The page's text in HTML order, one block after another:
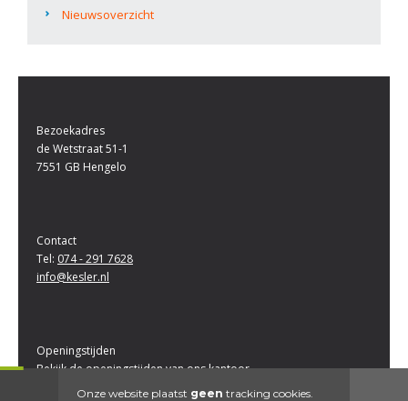
Nieuwsoverzicht
Bezoekadres
de Wetstraat 51-1
7551 GB Hengelo
Contact
Tel: 074 - 291 7628
info@kesler.nl
Openingstijden
Bekijk de openingstijden van ons kantoor
Onze website plaatst geen tracking cookies.